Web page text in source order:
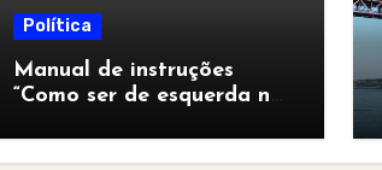
Política
Manual de instruções
“Como ser de esquerda no